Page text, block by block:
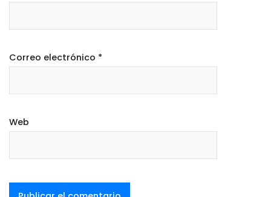
Correo electrónico *
Web